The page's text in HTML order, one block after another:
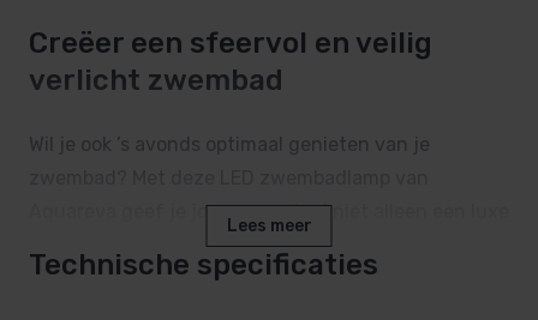
Creëer een sfeervol en veilig
verlicht zwembad
Wil je ook ’s avonds optimaal genieten van je
Aquareva geef je jouw zwembad niet alleen een luxe
uitstraling, maar verbeter je ook de veiligheid
rondom het bad. Zwembadverlichting zorgt voor een
Lees meer
Technische specificaties